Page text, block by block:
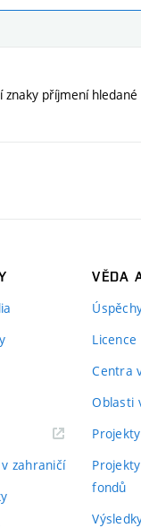
příjmení hledané
zahraničí
VĚDA
Centra
Oblasti
Projekty
fondů